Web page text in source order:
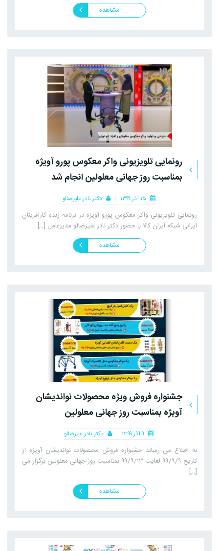
مشاهده
رونمایی تلویزیونی واکر معکوس پورو آویژه
بمناسبت روز جهانی معلولین انجام شد
دکتر نادر علیرضالو
رونمایی تلویزیونی واکر معکوس پورو آویژه در برنامه زنده کارآفرینان
ایرانی شبکه ایران کالا با حضور دکتر نادر علیرضالو مدیرعامل […]
مشاهده
جشنواره فروش ویژه محصولات نواندیشان
آویژه بمناسبت روز جهانی معلولین
دکتر نادر علیرضالو
به اطلاع می رساند جشنواره فروش محصولات نواندیشان آویژه از
تاریخ ۹۹/۹/۹ لغایت ۹۹/۹/۱۳ بمناسبت روز جهانی معلولین برگزار می
[…]
مشاهده